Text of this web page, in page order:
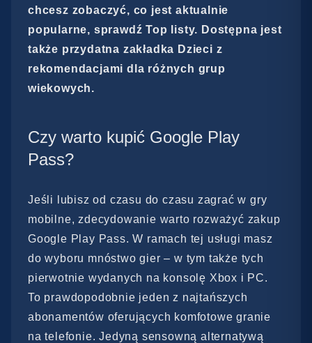
chcesz zobaczyć, co jest aktualnie
popularne, sprawdź Top listy. Dostępna jest
także przydatna zakładka Dzieci z
rekomendacjami dla różnych grup
wiekowych.
Czy warto kupić Google Play
Pass?
Jeśli lubisz od czasu do czasu zagrać w gry
mobilne, zdecydowanie warto rozważyć zakup
Google Play Pass. W ramach tej usługi masz
do wyboru mnóstwo gier – w tym także tych
pierwotnie wydanych na konsolę Xbox i PC.
To prawdopodobnie jeden z najtańszych
abonamentów oferujących komfotowe granie
na telefonie. Jedyną sensowną alternatywą